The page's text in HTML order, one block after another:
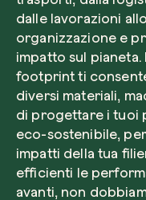
dalle lavorazioni
organizzazione e
impatto sul
footprint ti
diversi materiali,
di progettare i tuoi
eco-sostenibile,
impatti della tua
efficienti le
avanti, non